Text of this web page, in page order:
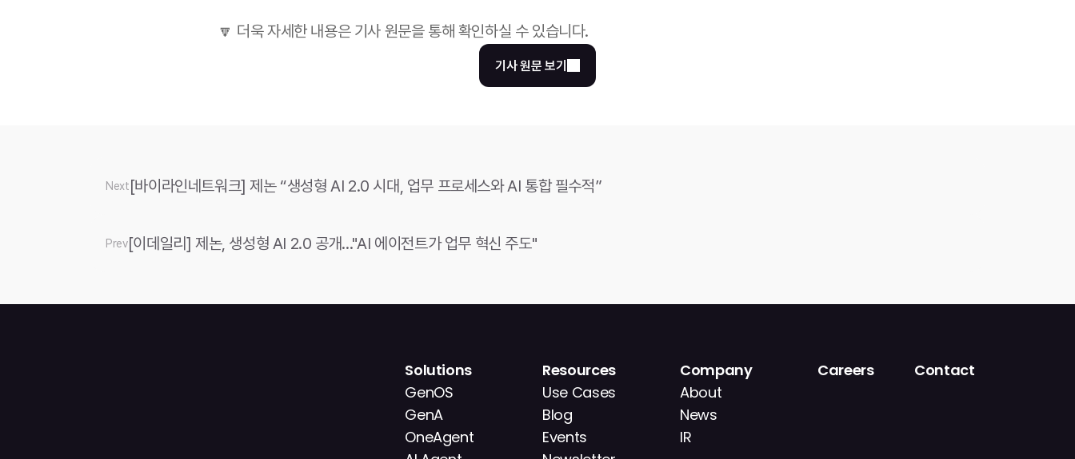
🔽 더욱 자세한 내용은 기사 원문을 통해 확인하실 수 있습니다.
기사 원문 보기
Next[바이라인네트워크] 제논 “생성형 AI 2.0 시대, 업무 프로세스와 AI 통합 필수적”
Prev[이데일리] 제논, 생성형 AI 2.0 공개…"AI 에이전트가 업무 혁신 주도"
Solutions
GenOS
GenA
OneAgent
Resources
Use Cases
Blog
Events
Company
About
News
IR
Careers Contact